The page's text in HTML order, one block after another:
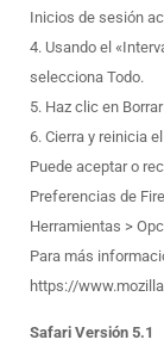
Inicios de sesión
4. Usando el
selecciona Todo.
5. Haz clic en
6. Cierra y reinicia
Puede aceptar o
Preferencias de
Herramientas >
Para más
https://
Safari Versión 5.1